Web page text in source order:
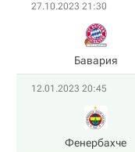
27.10.2023 21:30
Бавария
12.01.2023 20:45
Фенербахче